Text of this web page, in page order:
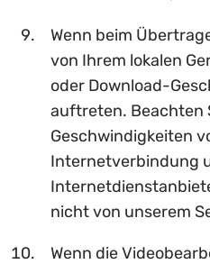
Wenn beim
von Ihrem lokalen
oder Download-
auftreten. Beachten
Geschwindigkeiten
Internetverbindung
nicht von unserem
Wenn die